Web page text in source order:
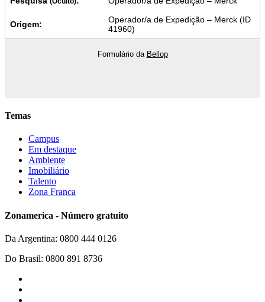
Origem:
Operador/a de Expedição – Merck (ID
41960)
Formulário da Bellop
Temas
Campus
Em destaque
Ambiente
Imobiliário
Talento
Zona Franca
Zonamerica - Número gratuito
Da Argentina: 0800 444 0126
Do Brasil: 0800 891 8736